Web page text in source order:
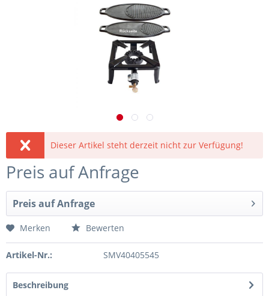
Dieser Artikel steht derzeit nicht zur Verfügung!
Preis auf Anfrage
Preis auf Anfrage
Merken Bewerten
Artikel-Nr.: SMV40405545
Beschreibung